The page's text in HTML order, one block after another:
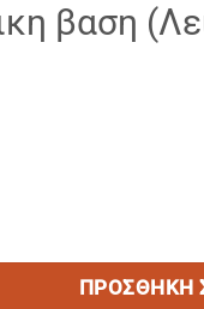
βαση
Liquid Hand
ΠΡΟΣΘΉΚΗ